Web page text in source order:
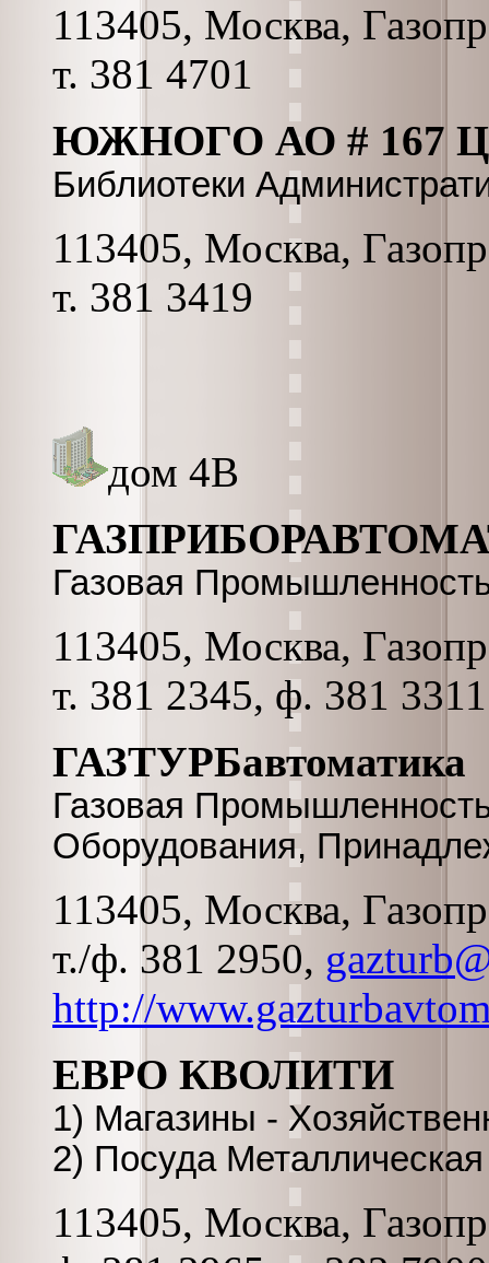
113405, Москва,
т. 381 4701
ЮЖНОГО АО # 167
Библиотеки
113405, Москва,
т. 381 3419
дом 4В
Газовая
113405, Москва,
т. 381 2345, ф. 381 3311
ГАЗТУРБавтоматика
Газовая
Оборудования,
113405, Москва,
т./ф. 381 2950,
http://
ЕВРО КВОЛИТИ
1) Магазины -
2) Посуда
113405, Москва,